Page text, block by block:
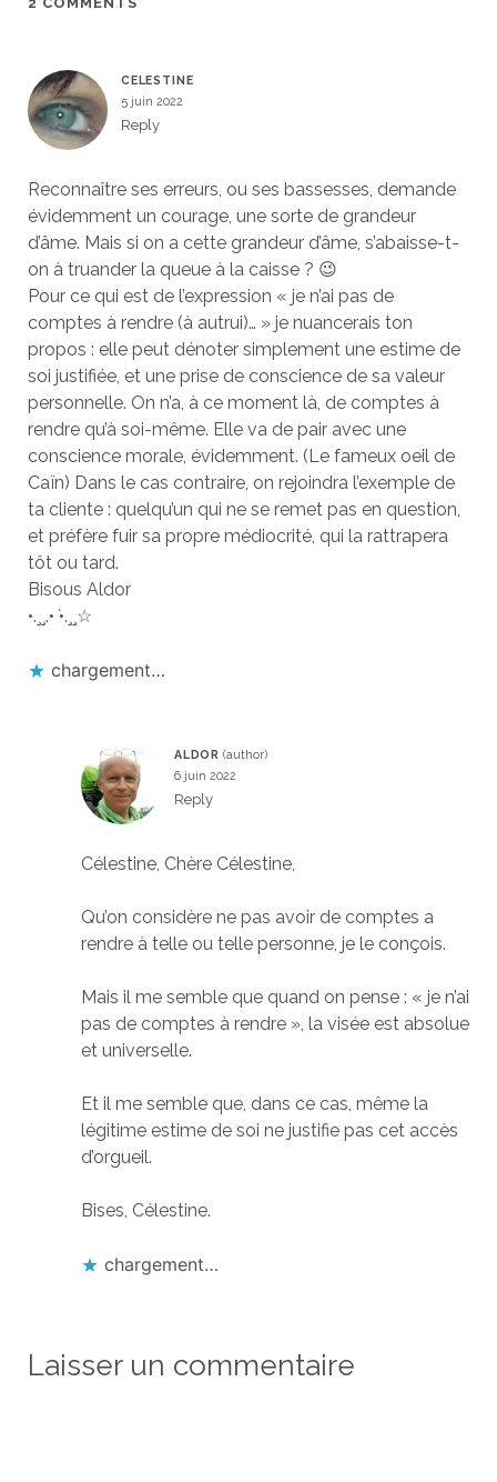
CELESTINE
5 juin 2022
Reply
Reconnaître ses erreurs, ou ses bassesses, demande
évidemment un courage, une sorte de grandeur
d’âme. Mais si on a cette grandeur d’âme, s’abaisse-t-
on à truander la queue à la caisse ? 😉
Pour ce qui est de l’expression « je n’ai pas de
comptes à rendre (à autrui)… » je nuancerais ton
propos : elle peut dénoter simplement une estime de
soi justifiée, et une prise de conscience de sa valeur
personnelle. On n’a, à ce moment là, de comptes à
rendre qu’à soi-même. Elle va de pair avec une
conscience morale, évidemment. (Le fameux oeil de
Caïn) Dans le cas contraire, on rejoindra l’exemple de
ta cliente : quelqu’un qui ne se remet pas en question,
et préfère fuir sa propre médiocrité, qui la rattrapera
tôt ou tard.
Bisous Aldor
•.¸¸.• •.¸¸☆
chargement…
ALDOR
6 juin 2022
Reply
Célestine, Chère Célestine,
Qu’on considère ne pas avoir de comptes a
rendre à telle ou telle personne, je le conçois.
Mais il me semble que quand on pense : « je n’ai
pas de comptes à rendre », la visée est absolue
et universelle.
Et il me semble que, dans ce cas, même la
légitime estime de soi ne justifie pas cet accès
d’orgueil.
Bises, Célestine.
chargement…
Laisser un commentaire